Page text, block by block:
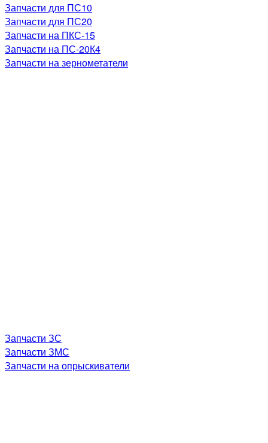
Запчасти для ПС10
Запчасти для ПС20
Запчасти на ПКС-15
Запчасти на ПС-20К4
Запчасти на зернометатели
Запчасти ЗС
Запчасти ЗМС
Запчасти на опрыскиватели